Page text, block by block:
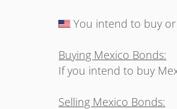
You intend to buy
Buying Mexico Bonds:
If you intend to buy
Selling Mexico Bonds: